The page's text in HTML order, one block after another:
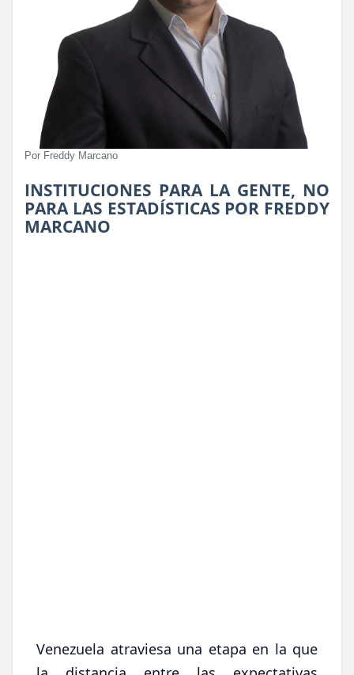
Por Freddy Marcano
INSTITUCIONES PARA LA GENTE, NO
PARA LAS ESTADÍSTICAS POR FREDDY
MARCANO
Venezuela atraviesa una etapa en la que